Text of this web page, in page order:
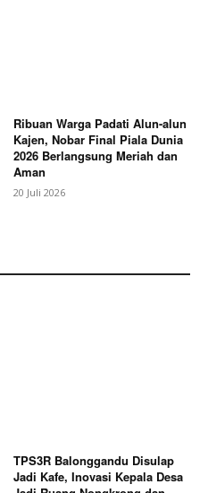
Ribuan Warga Padati Alun-alun
Kajen, Nobar Final Piala Dunia
2026 Berlangsung Meriah dan
Aman
20 Juli 2026
TPS3R Balonggandu Disulap
Jadi Kafe, Inovasi Kepala Desa